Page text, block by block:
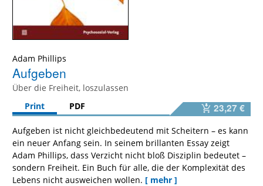
Adam Phillips
Aufgeben
Über die Freiheit, loszulassen
Print
PDF 23,27 €
Aufgeben ist nicht gleichbedeutend mit Scheitern – es kann
ein neuer Anfang sein. In seinem brillanten Essay zeigt
Adam Phillips, dass Verzicht nicht bloß Disziplin bedeutet –
sondern Freiheit. Ein Buch für alle, die der Komplexität des
Lebens nicht ausweichen wollen. [ mehr ]